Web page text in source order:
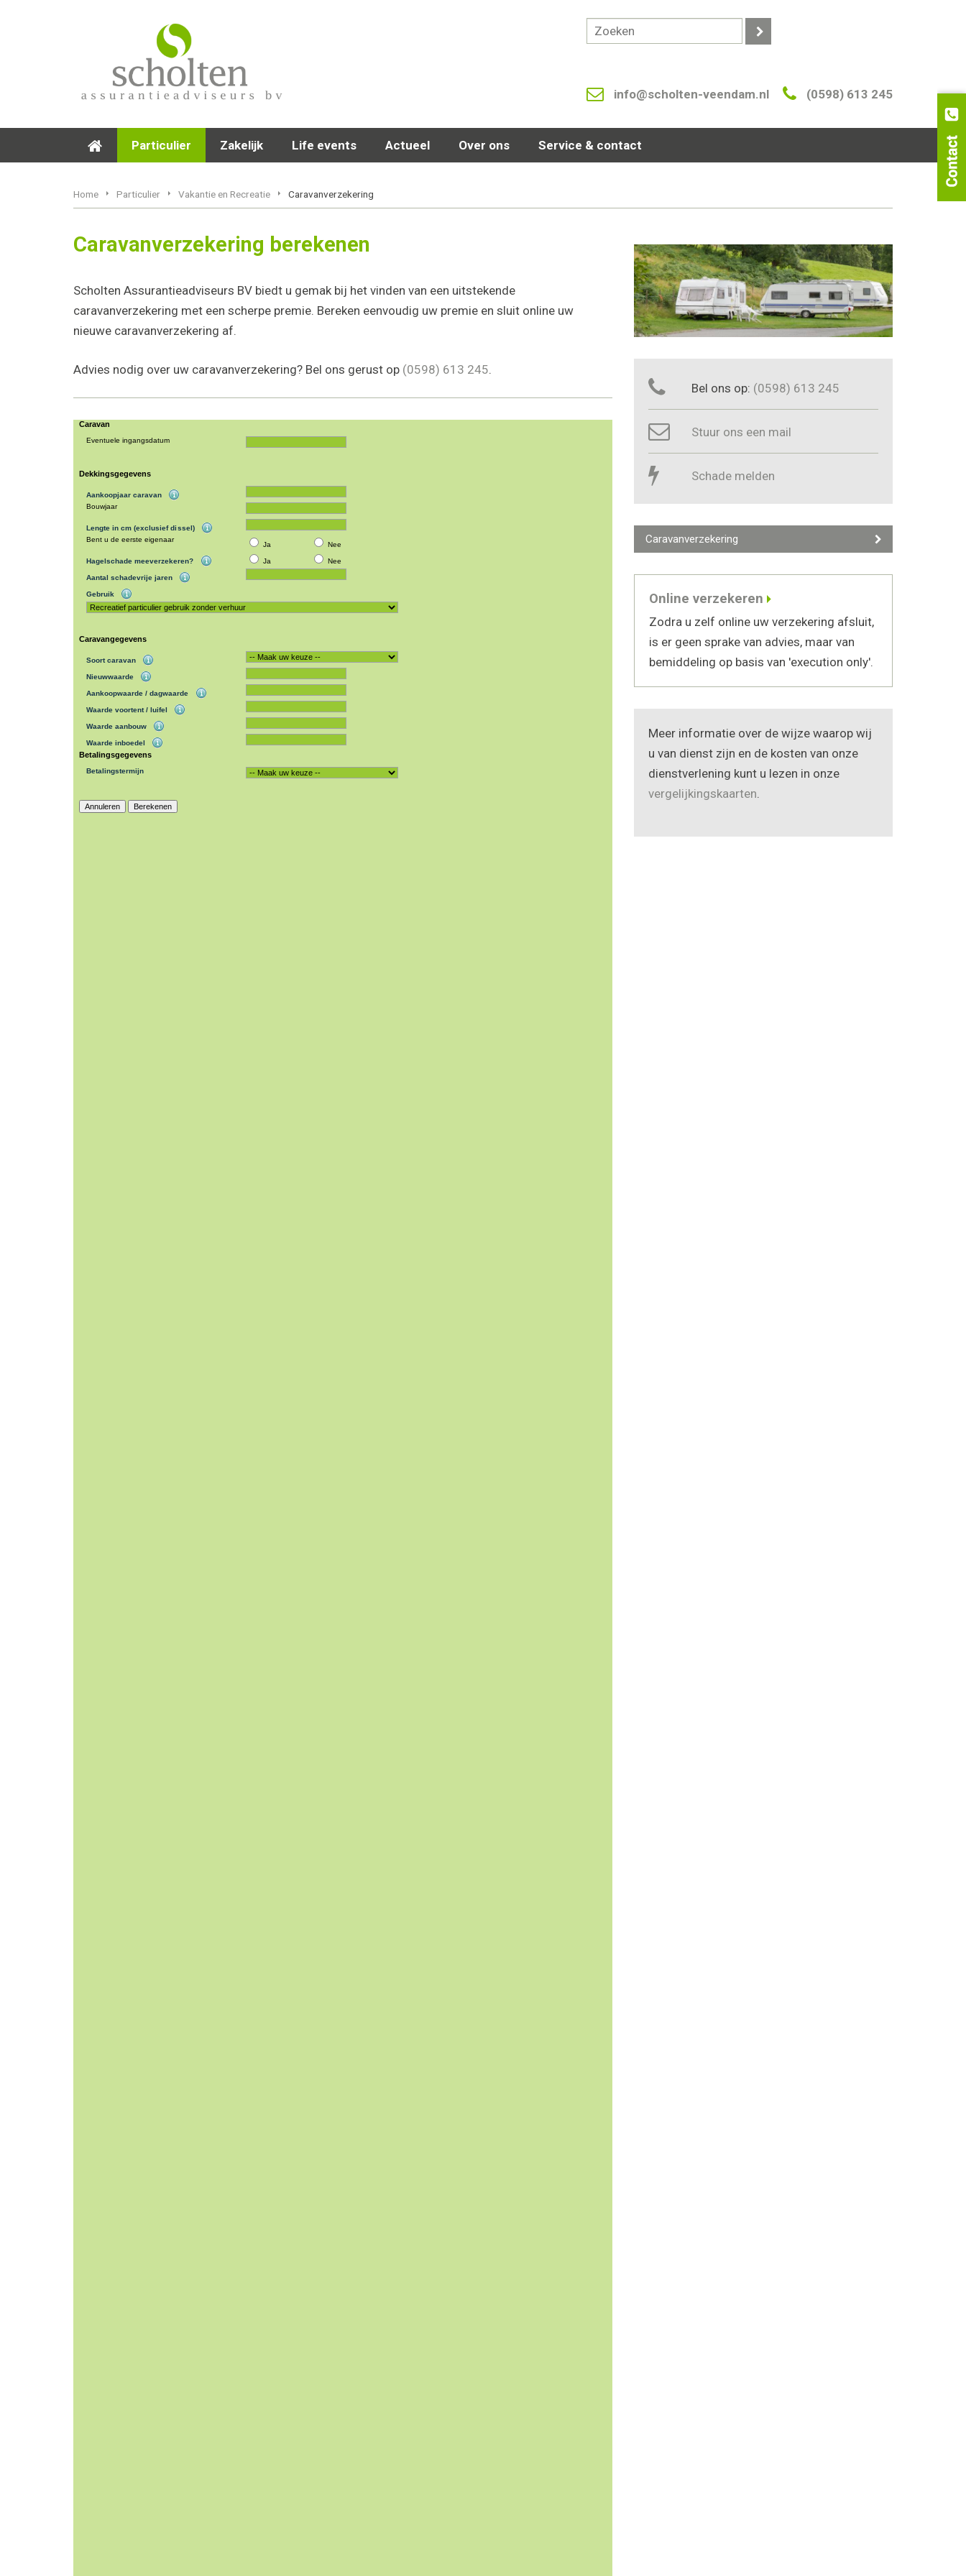
info@scholten-veendam.nl (0598) 613 245
Particulier Zakelijk Life events Actueel Over ons Service & contact
Home Particulier Vakantie en Recreatie Caravanverzekering
Caravanverzekering berekenen
Scholten Assurantieadviseurs BV biedt u gemak bij het vinden van een uitstekende
caravanverzekering met een scherpe premie. Bereken eenvoudig uw premie en sluit online uw
nieuwe caravanverzekering af.
Advies nodig over uw caravanverzekering? Bel ons gerust op (0598) 613 245.
Bel ons op: (0598) 613 245
Stuur ons een mail
Schade melden
Caravanverzekering
Online verzekeren
Zodra u zelf online uw verzekering afsluit,
is er geen sprake van advies, maar van
bemiddeling op basis van 'execution only'.
Meer informatie over de wijze waarop wij
u van dienst zijn en de kosten van onze
dienstverlening kunt u lezen in onze
vergelijkingskaarten.